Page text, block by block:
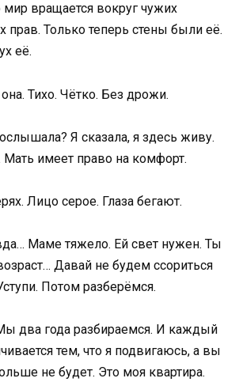
мир вращается вокруг чужих
прав. Только теперь стены были её.
её.
Тихо. Чётко. Без дрожи.
Я сказала, я здесь живу.
Мать имеет право на комфорт.
Лицо серое. Глаза бегают.
Маме тяжело. Ей свет нужен. Ты
Давай не будем ссориться
Потом разберёмся.
два года разбираемся. И каждый
тем, что я подвигаюсь, а вы
не будет. Это моя квартира.